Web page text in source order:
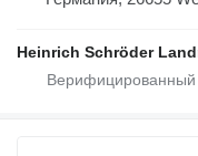
Heinrich Schröder